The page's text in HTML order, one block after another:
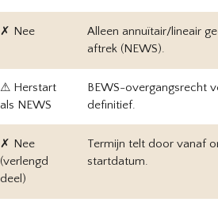
✗ Nee
Alleen annuïtair/lineair
aftrek (NEWS).
⚠ Herstart
als NEWS
BEWS-overgangsrecht
definitief.
✗ Nee
(verlengd
deel)
Termijn telt door vanaf
startdatum.